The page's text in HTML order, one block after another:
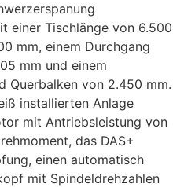
einer Tischlänge von 6.500
mm, einem Durchgang
mm und einem
Querbalken von 2.450 mm.
installierten Anlage
mit Antriebsleistung von
das DAS+
einen automatisch
mit Spindeldrehzahlen